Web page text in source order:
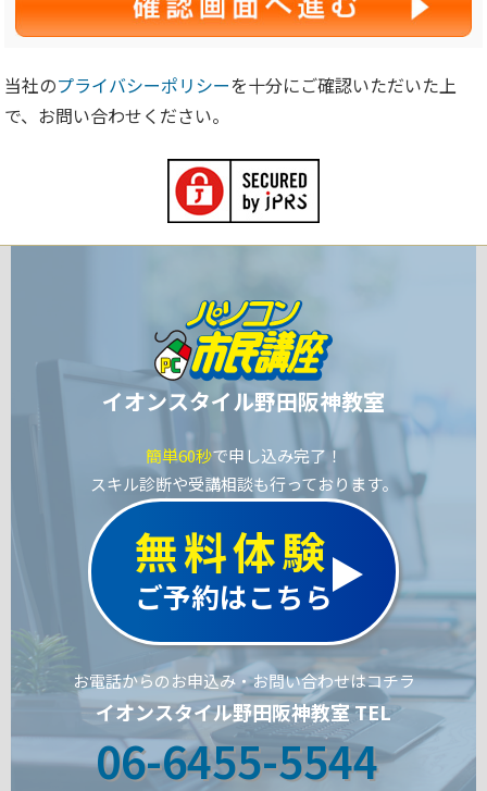
当社のプライバシーポリシーを十分にご確認いただいた上
で、お問い合わせください。
イオンスタイル野田阪神教室
簡単60秒で申し込み完了！
スキル診断や受講相談も行っております。
無料体験
ご予約はこちら
お電話からのお申込み・お問い合わせはコチラ
イオンスタイル野田阪神教室 TEL
06-6455-5544